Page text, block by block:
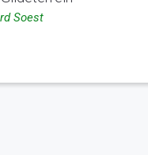
Soest